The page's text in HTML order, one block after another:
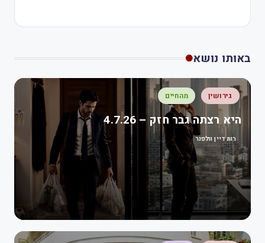
באותו נושא
גירושין מהחיים
היא רצתה גבר חזק – 4.7.26
רות דיין וולפנר